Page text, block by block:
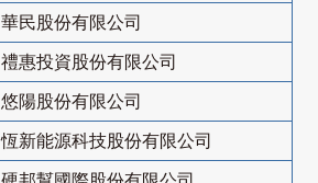
華民股份有限公司
禮惠投資股份有限公司
悠陽股份有限公司
恆新能源科技股份有限公司